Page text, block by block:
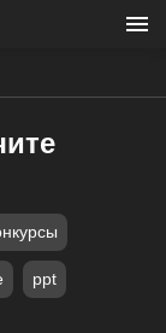
ppt